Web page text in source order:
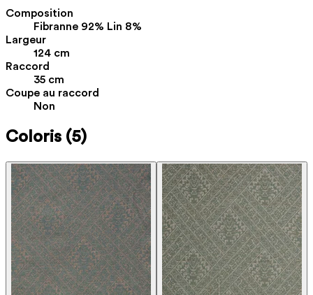
Composition
Fibranne 92% Lin 8%
Largeur
124 cm
Raccord
35 cm
Coupe au raccord
Non
Coloris (5)